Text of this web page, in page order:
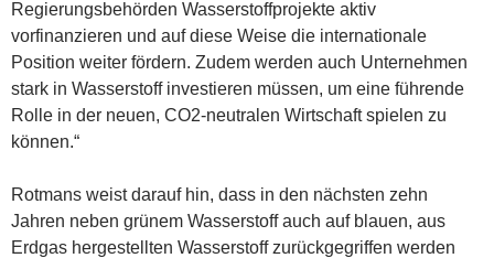
Regierungsbehörden Wasserstoffprojekte aktiv
vorfinanzieren und auf diese Weise die internationale
Position weiter fördern. Zudem werden auch Unternehmen
stark in Wasserstoff investieren müssen, um eine führende
Rolle in der neuen, CO2-neutralen Wirtschaft spielen zu
können.“
Rotmans weist darauf hin, dass in den nächsten zehn
Jahren neben grünem Wasserstoff auch auf blauen, aus
Erdgas hergestellten Wasserstoff zurückgegriffen werden